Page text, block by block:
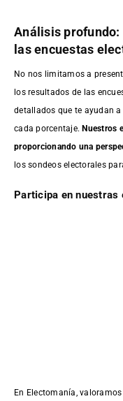
Análisis profundo:
las encuestas
No nos limitamos a
los resultados de las
detallados que te ayudan
cada porcentaje.Nuestros
proporcionando una
los sondeos electorales
Participa en nuestras
En Electomanía,